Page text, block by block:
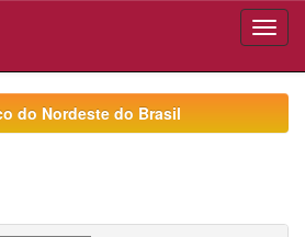
do Nordeste do Brasil